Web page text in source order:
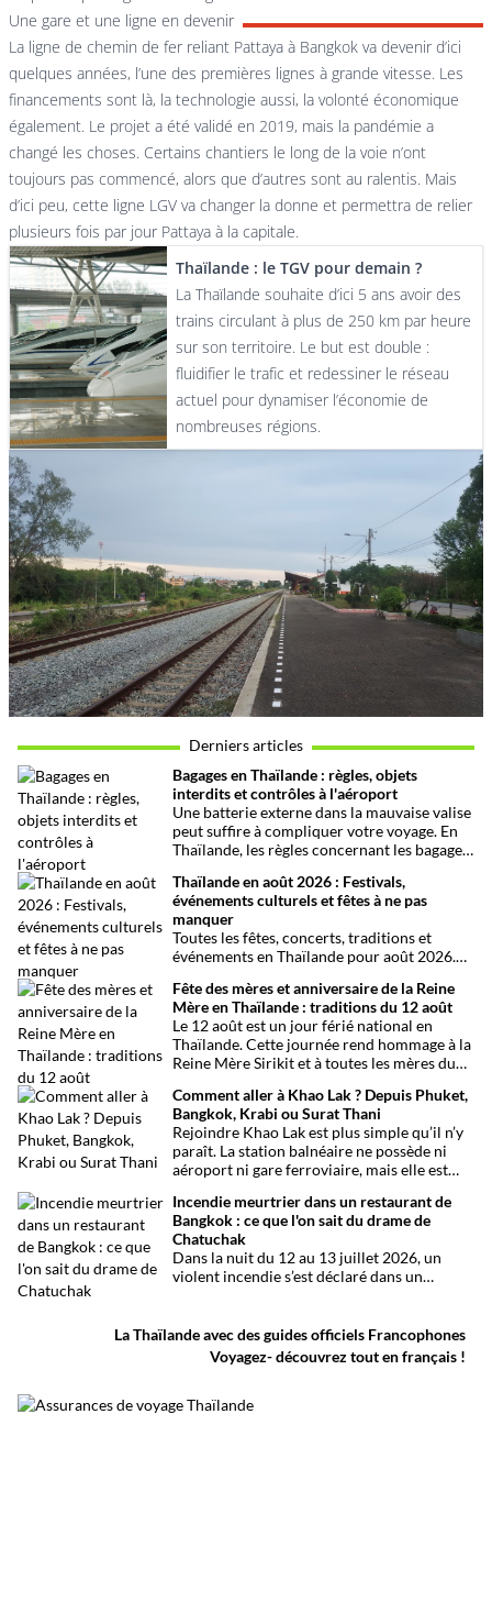
Une gare et une ligne en devenir
La ligne de chemin de fer reliant Pattaya à Bangkok va devenir d’ici
quelques années, l’une des premières lignes à grande vitesse. Les
financements sont là, la technologie aussi, la volonté économique
également. Le projet a été validé en 2019, mais la pandémie a
changé les choses. Certains chantiers le long de la voie n’ont
toujours pas commencé, alors que d’autres sont au ralentis. Mais
d’ici peu, cette ligne LGV va changer la donne et permettra de relier
plusieurs fois par jour Pattaya à la capitale.
Thaïlande : le TGV pour demain ?
La Thaïlande souhaite d’ici 5 ans avoir des
trains circulant à plus de 250 km par heure
sur son territoire. Le but est double :
fluidifier le trafic et redessiner le réseau
actuel pour dynamiser l’économie de
nombreuses régions.
Derniers articles
Bagages en Thaïlande : règles, objets
interdits et contrôles à l'aéroport
Une batterie externe dans la mauvaise valise
peut suffire à compliquer votre voyage. En
Thaïlande, les règles concernant les bagages,
méritent d’être vérifiées avant le départ.
Thaïlande en août 2026 : Festivals,
événements culturels et fêtes à ne pas
manquer
Toutes les fêtes, concerts, traditions et
événements en Thaïlande pour août 2026.
organiser son voyage.
Fête des mères et anniversaire de la Reine
Mère en Thaïlande : traditions du 12 août
Le 12 août est un jour férié national en
Thaïlande. Cette journée rend hommage à la
Reine Mère Sirikit et à toutes les mères du
traditions bouddhistes et festivités
populaires dans tout le royaume.
Comment aller à Khao Lak ? Depuis Phuket,
Bangkok, Krabi ou Surat Thani
Rejoindre Khao Lak est plus simple qu’il n’y
paraît. La station balnéaire ne possède ni
aéroport ni gare ferroviaire, mais elle est
international de Phuket, situé à un peu plus
d’une heure de route. Que vous arriviez de
Bangkok, Phuket, Krabi, Surat Thani ou de
Khao Sok, voici toutes les solutions pour
organiser votre trajet dans les meilleures
Incendie meurtrier dans un restaurant de
Bangkok : ce que l'on sait du drame de
Chatuchak
Dans la nuit du 12 au 13 juillet 2026, un
violent incendie s’est déclaré dans un
provisoire est particulièrement lourd avec
au moins 27 morts et plusieurs dizaines de
La Thaïlande avec des guides officiels Francophones
Voyagez- découvrez tout en français !